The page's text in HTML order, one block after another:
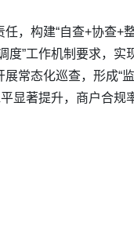
，构建“自查+协查
”工作机制要求，
常态化巡查，形成“
显著提升，商户合